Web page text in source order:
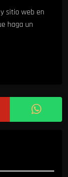
sitio web en
haga un